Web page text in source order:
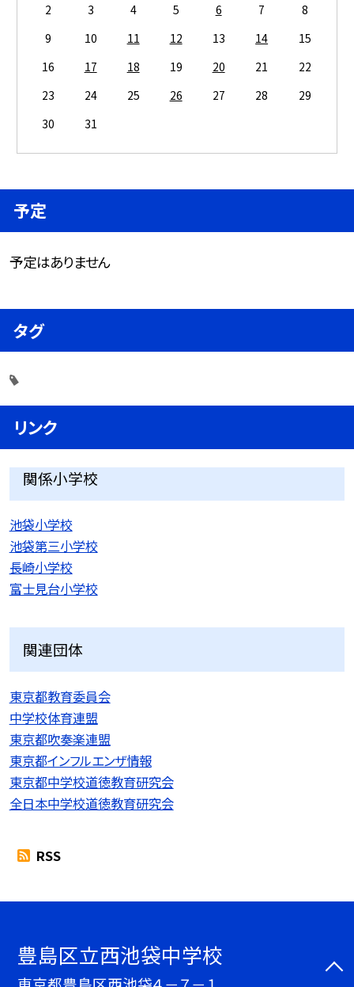
2
3 4 5 6 7
8
9
10 11 12 13 14
15
16
17 18 19 20 21
22
23
24 25 26 27 28
29
30
31
予定
予定はありません
タグ
リンク
関係小学校
池袋小学校
池袋第三小学校
長崎小学校
富士見台小学校
関連団体
東京都教育委員会
中学校体育連盟
東京都吹奏楽連盟
東京都インフルエンザ情報
東京都中学校道徳教育研究会
全日本中学校道徳教育研究会
RSS
豊島区立西池袋中学校